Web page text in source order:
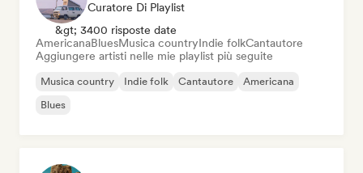
Curatore Di Playlist
&gt; 3400 risposte date
AmericanaBluesMusica countryIndie folkCantautore
Aggiungere artisti nelle mie playlist più seguite
Musica country Indie folk Cantautore
Americana
Blues